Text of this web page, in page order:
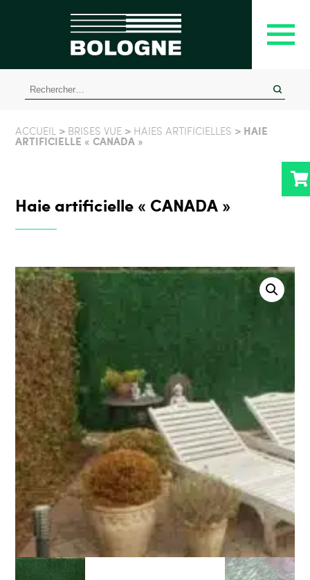
Rechercher :
ACCUEIL > BRISES VUE > HAIES ARTIFICIELLES > HAIE
ARTIFICIELLE « CANADA »
Haie artificielle « CANADA »